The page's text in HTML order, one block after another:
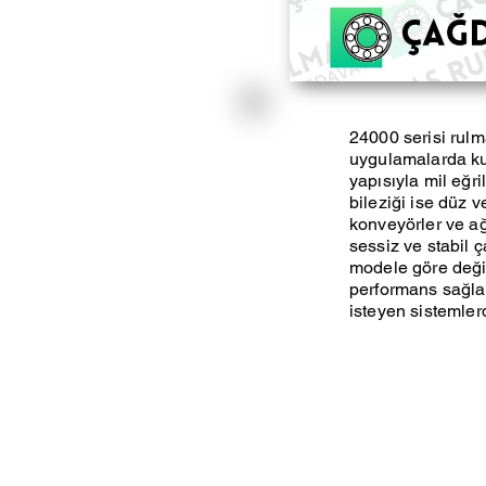
24000 serisi
uygulamalarda
yapısıyla mil
bileziği ise düz
konveyörler ve
sessiz ve stabil
modele göre
performans
isteyen